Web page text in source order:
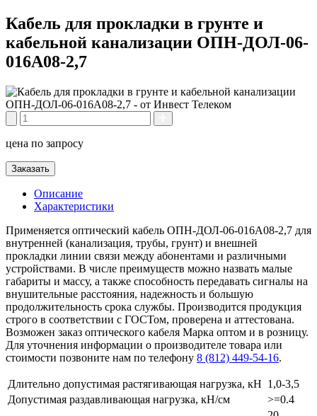
Кабель для прокладки в грунте и
кабельной канализации ОПН-ДОЛ-06-
016А08-2,7
цена по запросу
Заказать
Описание
Характеристики
Применяется оптический кабель ОПН-ДОЛ-06-016А08-2,7 для
внутренней (канализация, трубы, грунт) и внешней
прокладки линии связи между абонентами и различными
устройствами. В числе преимуществ можно назвать малые
габариты и массу, а также способность передавать сигналы на
внушительные расстояния, надежность и большую
продолжительность срока службы. Производится продукция
строго в соответствии с ГОСТом, проверена и аттестована.
Возможен заказ оптического кабеля Марка оптом и в розницу.
Для уточнения информации о производителе товара или
стоимости позвоните нам по телефону 8 (812) 449-54-16.
Длительно допустимая растягивающая нагрузка, кН 1,0-3,5
Допустимая раздавливающая нагрузка, кН/см
>=0.4